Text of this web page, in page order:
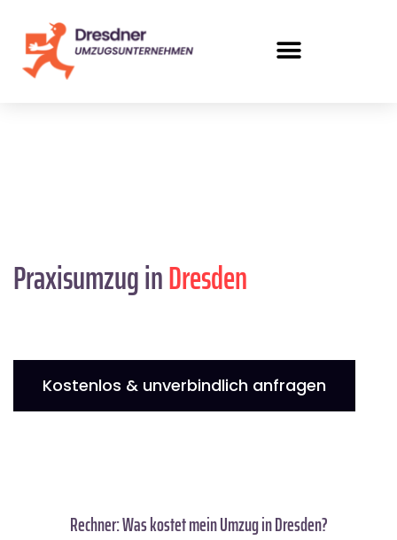
Praxisumzug inDresden
Kostenlos & unverbindlich anfragen
Rechner: Was kostet mein Umzug in Dresden?